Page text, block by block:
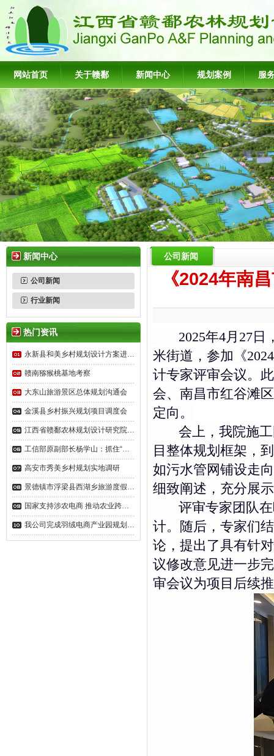
网站首页 关于赣鄱 新闻中心 规划案例 服
新闻中心
公司新闻
行业新闻
热门资讯
永新县和美乡村规划设计方案进…
赣南猕猴桃基地考察
大东山旅游景区总体规划沟通会
金溪县乡村振兴规划项目调度会
江西省赣鄱农林规划设计研究院…
工信部原副部长杨学山：抓住“…
高安市秀美乡村规划实地调研
景德镇市浮梁县西湖乡旅游度假…
国家支持涉农电商 推动农业跨…
我公司完成羽绒电商产业园规划…
公司新闻
《2024年南
2025年4月27日
米街道，参加《
计专家评审会议。
会、南昌市红谷滩
定向。
会上，我院施工
目整体规划框架，
如污水管网铺设走
细致阐述，充分展
评审专家团队在
计。随后，专家们
论，提出了具有针
议修改意见进一步
审会议为项目后续